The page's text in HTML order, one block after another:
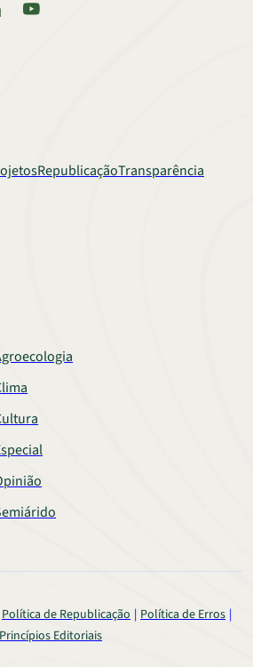
RepublicaçãoTransparência
Política de Republicação
Política de Erros
Princípios Editoriais